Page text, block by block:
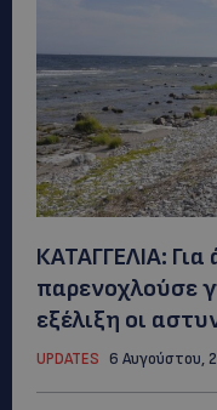
ΚΑΤΑΓΓΕΛΙΑ:
παρενοχλούσε
εξέλιξη οι
UPDATES 6 Αυγούστου,